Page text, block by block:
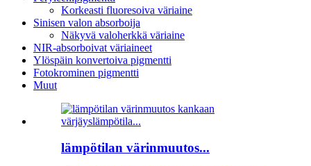
Korkeasti fluoresoiva väriaine
Sinisen valon absorboija
Näkyvä valoherkkä väriaine
NIR-absorboivat väriaineet
Ylöspäin konvertoiva pigmentti
Fotokrominen pigmentti
Muut
lämpötilan värinmuutos...